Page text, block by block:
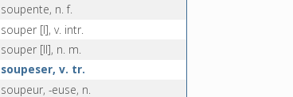
soupente, n. f.
souper [I], v. intr.
souper [II], n. m.
soupeser, v. tr.
soupeur, -euse, n.